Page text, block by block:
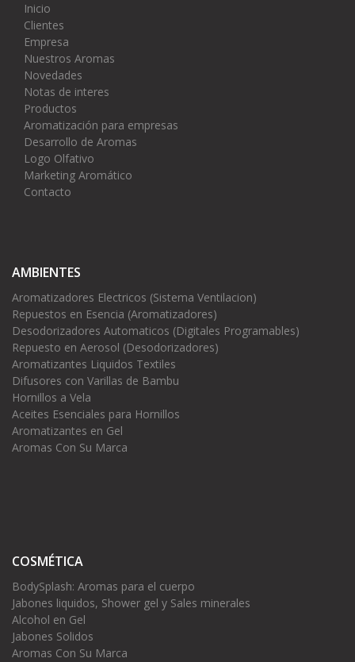
Inicio
Clientes
Empresa
Nuestros Aromas
Novedades
Notas de interes
Productos
Aromatización para empresas
Desarrollo de Aromas
Logo Olfativo
Marketing Aromático
Contacto
AMBIENTES
Aromatizadores Electricos (Sistema Ventilacion)
Repuestos en Esencia (Aromatizadores)
Desodorizadores Automaticos (Digitales Programables)
Repuesto en Aerosol (Desodorizadores)
Aromatizantes Liquidos Textiles
Difusores con Varillas de Bambu
Hornillos a Vela
Aceites Esenciales para Hornillos
Aromatizantes en Gel
Aromas Con Su Marca
COSMÉTICA
BodySplash: Aromas para el cuerpo
Jabones liquidos, Shower gel y Sales minerales
Alcohol en Gel
Jabones Solidos
Aromas Con Su Marca